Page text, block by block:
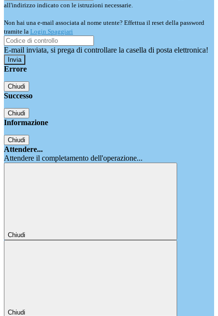
all'indirizzo indicato con le istruzioni necessarie.
Non hai una e-mail associata al nome utente? Effettua il reset della password
tramite la Login Spaggiari
E-mail inviata, si prega di controllare la casella di posta elettronica!
Errore
Chiudi
Successo
Chiudi
Informazione
Chiudi
Attendere...
Attendere il completamento dell'operazione...
Chiudi
Chiudi